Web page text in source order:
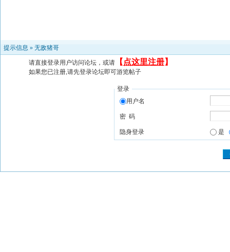
提示信息 » 无敌猪哥
请直接登录用户访问论坛，或请 【 点这里注册】
如果您已注册,请先登录论坛即可游览帖子
登录
用户名
密 码
隐身登录 是